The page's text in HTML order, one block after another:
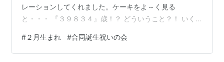
レーションしてくれました。ケーキをよ～く見る
と・・・ 『３９８３４』歳！？ どういうこと？！ いく
かいってことは・・・ はい、明日『３』歳になるすみれ
ちゃん。今日『９８』歳を迎え、白寿に王手をかけたお
#２月生まれ #合同誕生祝いの会